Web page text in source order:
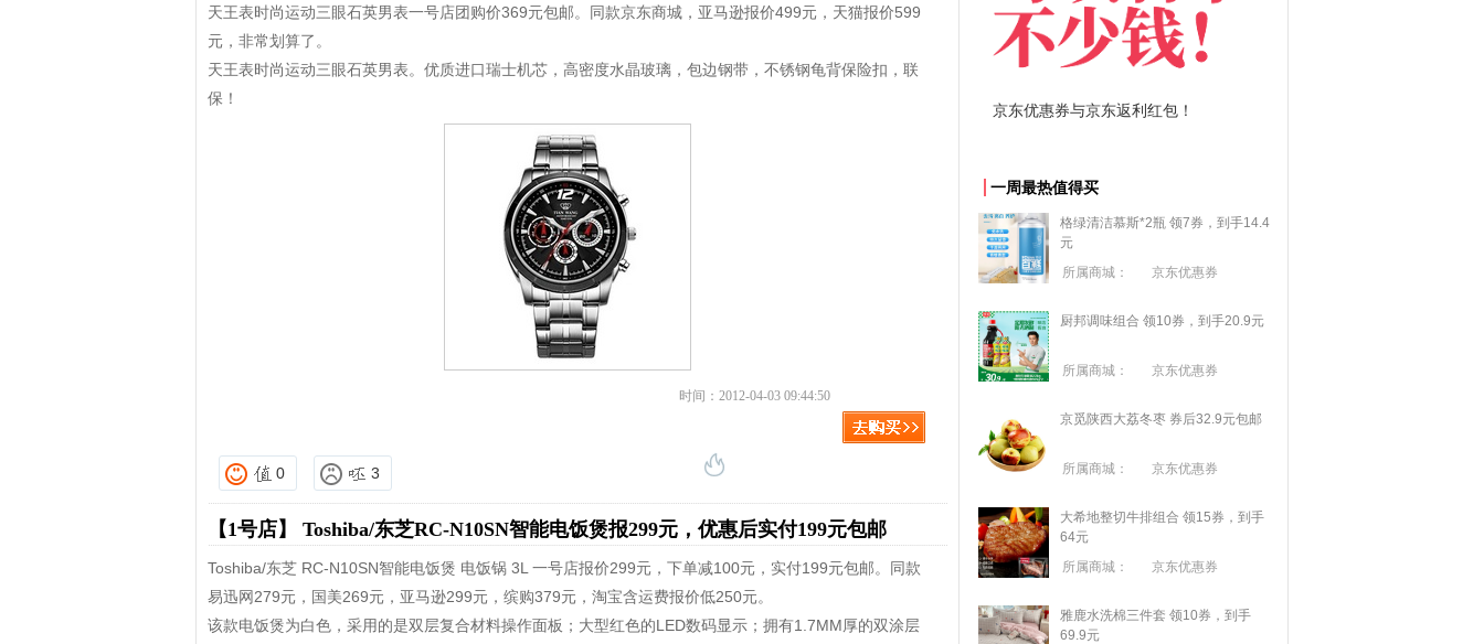
天王表时尚运动三眼石英男表一号店团购价369元包邮。同款京东商城，亚马逊报价499元，天猫报价599
元，非常划算了。
天王表时尚运动三眼石英男表。优质进口瑞士机芯，高密度水晶玻璃，包边钢带，不锈钢龟背保险扣，联
保！
时间：2012-04-03 09:44:50
0 3
【1号店】 Toshiba/东芝RC-N10SN智能电饭煲报299元，优惠后实付199元包邮
Toshiba/东芝 RC-N10SN智能电饭煲 电饭锅 3L 一号店报价299元，下单减100元，实付199元包邮。同款
易迅网279元，国美269元，亚马逊299元，缤购379元，淘宝含运费报价低250元。
该款电饭煲为白色，采用的是双层复合材料操作面板；大型红色的LED数码显示；拥有1.7MM厚的双涂层
拼多多优惠券+拼多多返利
一周最热值得买
格绿清洁慕斯*2瓶 领7券，到手14.4
元
所属商城：
京东优惠券
厨邦调味组合 领10券，到手20.9元
所属商城： 京东优惠券
京觅陕西大荔冬枣 券后32.9元包邮
所属商城： 京东优惠券
大希地整切牛排组合 领15券，到手
64元
所属商城：
京东优惠券
雅鹿水洗棉三件套 领10券，到手
69.9元